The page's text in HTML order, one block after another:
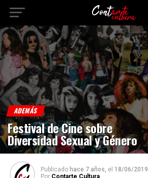
ADEMÁS
Festival de Cine sobre
Diversidad Sexual y Género
Publicado hace 7 años, el 18/06/2019
Por Contarte Cultura